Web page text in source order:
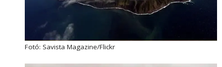
Fotó: Savista Magazine/Flickr